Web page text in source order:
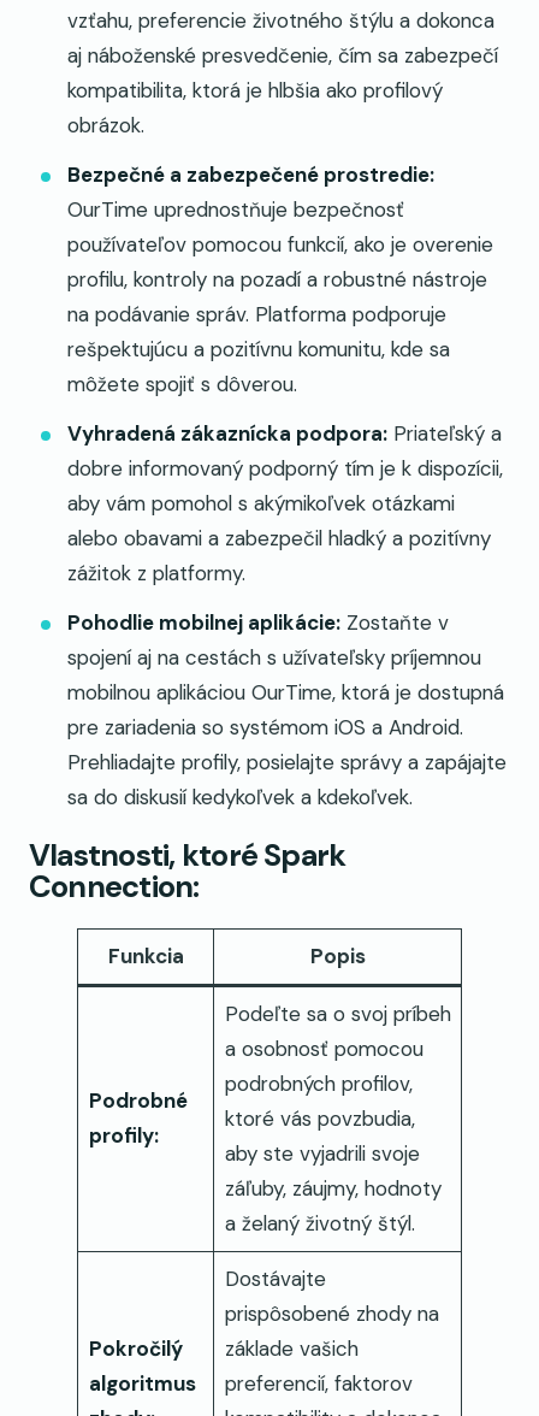
vzťahu, preferencie životného štýlu a dokonca
aj náboženské presvedčenie, čím sa zabezpečí
kompatibilita, ktorá je hlbšia ako profilový
obrázok.
Bezpečné a zabezpečené prostredie:
OurTime uprednostňuje bezpečnosť
používateľov pomocou funkcií, ako je overenie
profilu, kontroly na pozadí a robustné nástroje
na podávanie správ. Platforma podporuje
rešpektujúcu a pozitívnu komunitu, kde sa
môžete spojiť s dôverou.
Vyhradená zákaznícka podpora: Priateľský a
dobre informovaný podporný tím je k dispozícii,
aby vám pomohol s akýmikoľvek otázkami
alebo obavami a zabezpečil hladký a pozitívny
zážitok z platformy.
Pohodlie mobilnej aplikácie: Zostaňte v
spojení aj na cestách s užívateľsky príjemnou
mobilnou aplikáciou OurTime, ktorá je dostupná
pre zariadenia so systémom iOS a Android.
Prehliadajte profily, posielajte správy a zapájajte
sa do diskusií kedykoľvek a kdekoľvek.
Vlastnosti, ktoré Spark
Connection:
Funkcia Popis
Podrobné
profily:
Podeľte sa o svoj príbeh
a osobnosť pomocou
podrobných profilov,
ktoré vás povzbudia,
aby ste vyjadrili svoje
záľuby, záujmy, hodnoty
a želaný životný štýl.
Pokročilý
algoritmus
Dostávajte
prispôsobené zhody na
základe vašich
preferencií, faktorov